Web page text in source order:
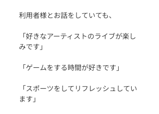
利用者様とお話をしていても、
「好きなアーティストのライブが楽し
みです」
「ゲームをする時間が好きです」
「スポーツをしてリフレッシュしてい
ます」